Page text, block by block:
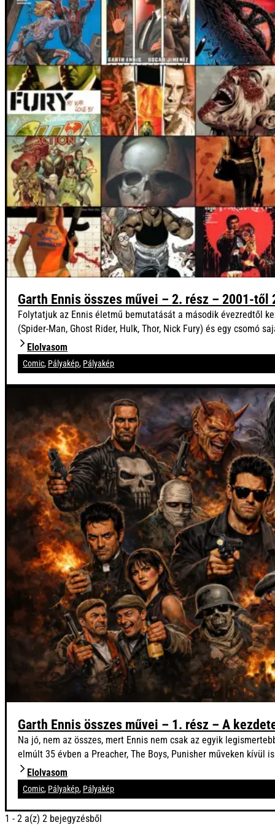
Garth Ennis összes művei – 2. rész – 2001-től
Folytatjuk az Ennis életmű bemutatását a második évezredtől
(Spider-Man, Ghost Rider, Hulk, Thor, Nick Fury) és egy csomó
Elolvasom
Comic, Pályakép, Pályakép
Garth Ennis összes művei – 1. rész – A
Na jó, nem az összes, mert Ennis nem csak az egyik
elmúlt 35 évben a Preacher, The Boys, Punisher műveken
Elolvasom
Comic, Pályakép, Pályakép
1 - 2 a(z) 2 bejegyzésből